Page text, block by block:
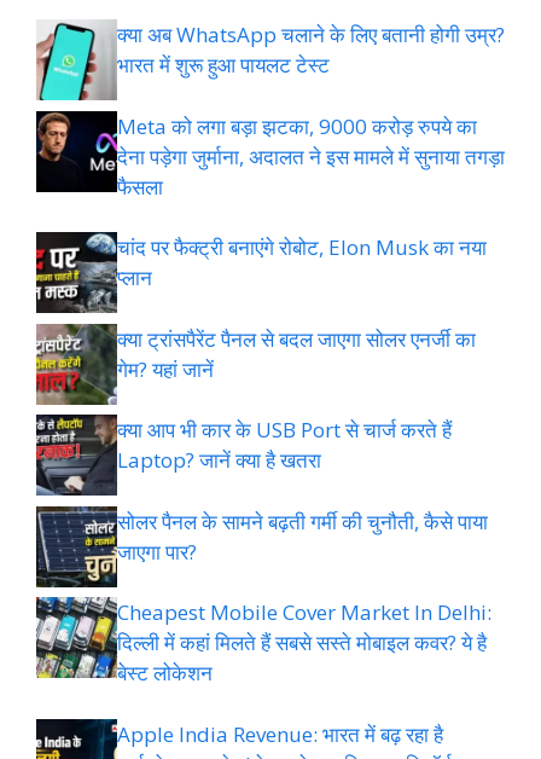
क्या अब WhatsApp चलाने के लिए बतानी होगी उम्र?
भारत में शुरू हुआ पायलट टेस्ट
Meta को लगा बड़ा झटका, 9000 करोड़ रुपये का
देना पड़ेगा जुर्माना, अदालत ने इस मामले में सुनाया तगड़ा
फैसला
चांद पर फैक्ट्री बनाएंगे रोबोट, Elon Musk का नया
प्लान
क्या ट्रांसपैरेंट पैनल से बदल जाएगा सोलर एनर्जी का
गेम? यहां जानें
क्या आप भी कार के USB Port से चार्ज करते हैं
Laptop? जानें क्या है खतरा
सोलर पैनल के सामने बढ़ती गर्मी की चुनौती, कैसे पाया
जाएगा पार?
Cheapest Mobile Cover Market In Delhi:
दिल्ली में कहां मिलते हैं सबसे सस्ते मोबाइल कवर? ये है
बेस्ट लोकेशन
Apple India Revenue: भारत में बढ़ रहा है